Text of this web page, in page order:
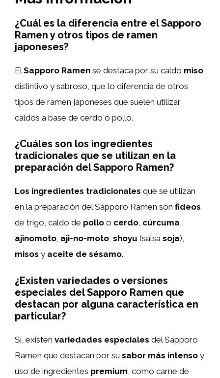
¿Cuál es la diferencia entre el Sapporo
Ramen y otros tipos de ramen
japoneses?
ElSapporo Ramen se destaca por su caldo miso
distintivo y sabroso, que lo diferencia de otros
tipos de ramen japoneses que suelen utilizar
caldos a base de cerdo o pollo.
¿Cuáles son los ingredientes
tradicionales que se utilizan en la
preparación del Sapporo Ramen?
Los ingredientes tradicionales que se utilizan
en la preparación del Sapporo Ramen son fideos
de trigo, caldo de pollo o cerdo, cúrcuma,
ajinomoto, aji-no-moto, shoyu (salsa soja),
misos y aceite de sésamo.
¿Existen variedades o versiones
especiales del Sapporo Ramen que
destacan por alguna característica en
particular?
Sí, existen variedades especiales del Sapporo
Ramen que destacan por su sabor más intenso y
uso de ingredientes premium , como carne de